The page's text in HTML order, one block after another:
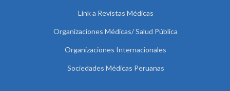
Link a Revistas Médicas
Organizaciones Médicas/ Salud Pública
Organizaciones Internacionales
Sociedades Médicas Peruanas